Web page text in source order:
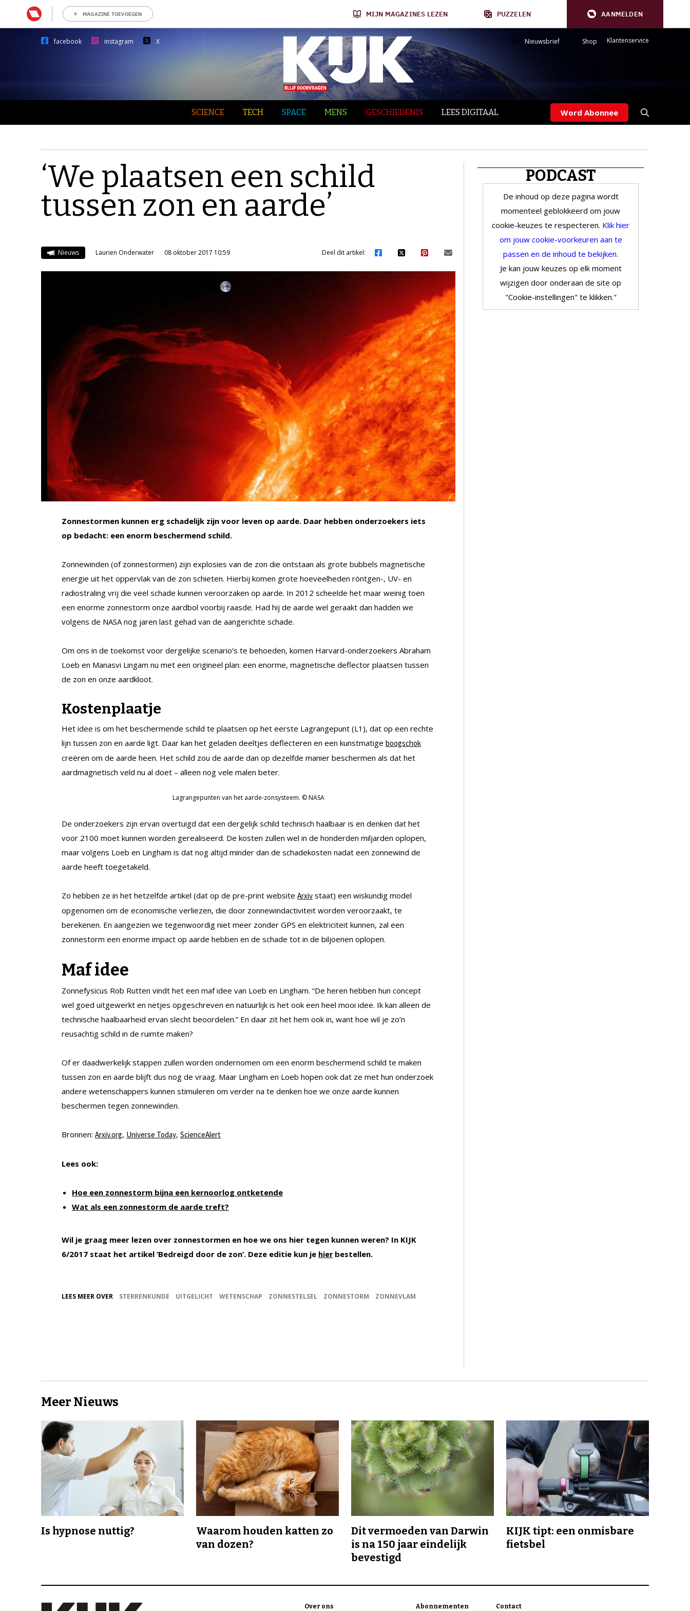
MAGAZINE TOEVOEGEN MIJN MAGAZINES LEZEN PUZZELEN AANMELDEN
facebook instagram X Nieuwsbrief Shop Klantenservice
SCIENCE TECH SPACE MENS GESCHIEDENIS LEES DIGITAAL Word Abonnee
‘We plaatsen een schild
tussen zon en aarde’
Nieuws Laurien Onderwater 08 oktober 2017 10:59 Deel dit artikel:
Zonnestormen kunnen erg schadelijk zijn voor leven op aarde. Daar hebben onderzoekers iets
op bedacht: een enorm beschermend schild.
Zonnewinden (of zonnestormen) zijn explosies van de zon die ontstaan als grote bubbels magnetische
energie uit het oppervlak van de zon schieten. Hierbij komen grote hoeveelheden röntgen-, UV- en
radiostraling vrij die veel schade kunnen veroorzaken op aarde. In 2012 scheelde het maar weinig toen
een enorme zonnestorm onze aardbol voorbij raasde. Had hij de aarde wel geraakt dan hadden we
volgens de NASA nog jaren last gehad van de aangerichte schade.
Om ons in de toekomst voor dergelijke scenario’s te behoeden, komen Harvard-onderzoekers Abraham
Loeb en Manasvi Lingam nu met een origineel plan: een enorme, magnetische deflector plaatsen tussen
de zon en onze aardkloot.
Kostenplaatje
Het idee is om het beschermende schild te plaatsen op het eerste Lagrangepunt (L1), dat op een rechte
lijn tussen zon en aarde ligt. Daar kan het geladen deeltjes deflecteren en een kunstmatige boogschok
creëren om de aarde heen. Het schild zou de aarde dan op dezelfde manier beschermen als dat het
aardmagnetisch veld nu al doet – alleen nog vele malen beter.
Lagrangepunten van het aarde-zonsysteem. © NASA
De onderzoekers zijn ervan overtuigd dat een dergelijk schild technisch haalbaar is en denken dat het
voor 2100 moet kunnen worden gerealiseerd. De kosten zullen wel in de honderden miljarden oplopen,
maar volgens Loeb en Lingham is dat nog altijd minder dan de schadekosten nadat een zonnewind de
aarde heeft toegetakeld.
Zo hebben ze in het hetzelfde artikel (dat op de pre-print website Arxiv staat) een wiskundig model
opgenomen om de economische verliezen, die door zonnewindactiviteit worden veroorzaakt, te
berekenen. En aangezien we tegenwoordig niet meer zonder GPS en elektriciteit kunnen, zal een
zonnestorm een enorme impact op aarde hebben en de schade tot in de biljoenen oplopen.
Maf idee
Zonnefysicus Rob Rutten vindt het een maf idee van Loeb en Lingham. “De heren hebben hun concept
wel goed uitgewerkt en netjes opgeschreven en natuurlijk is het ook een heel mooi idee. Ik kan alleen de
technische haalbaarheid ervan slecht beoordelen.” En daar zit het hem ook in, want hoe wil je zo’n
reusachtig schild in de ruimte maken?
Of er daadwerkelijk stappen zullen worden ondernomen om een enorm beschermend schild te maken
tussen zon en aarde blijft dus nog de vraag. Maar Lingham en Loeb hopen ook dat ze met hun onderzoek
andere wetenschappers kunnen stimuleren om verder na te denken hoe we onze aarde kunnen
beschermen tegen zonnewinden.
Bronnen: Arxiv.org, Universe Today, ScienceAlert
Lees ook:
Hoe een zonnestorm bijna een kernoorlog ontketende
Wat als een zonnestorm de aarde treft?
Wil je graag meer lezen over zonnestormen en hoe we ons hier tegen kunnen weren? In KIJK
6/2017 staat het artikel ‘Bedreigd door de zon’. Deze editie kun je hier bestellen.
LEES MEER OVER STERRENKUNDE UITGELICHT WETENSCHAP ZONNESTELSEL ZONNESTORM ZONNEVLAM
PODCAST
De inhoud op deze pagina wordt
momenteel geblokkeerd om jouw
cookie-keuzes te respecteren. Klik hier
om jouw cookie-voorkeuren aan te
passen en de inhoud te bekijken.
Je kan jouw keuzes op elk moment
wijzigen door onderaan de site op
"Cookie-instellingen" te klikken."
Meer Nieuws
Is hypnose nuttig?
Waarom houden katten zo
van dozen?
Dit vermoeden van Darwin
is na 150 jaar eindelijk
bevestigd
KIJK tipt: een onmisbare
fietsbel
Over ons Abonnementen Contact